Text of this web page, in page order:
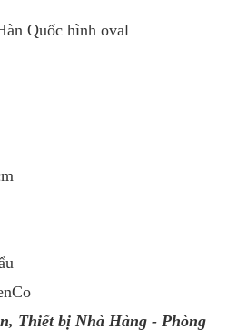
Quốc hình oval
, Thiết bị Nhà Hàng - Phòng